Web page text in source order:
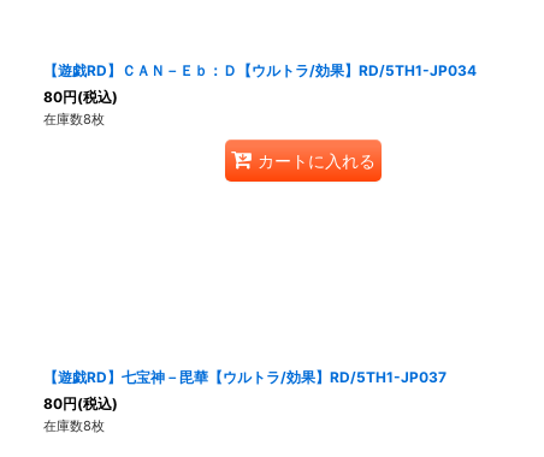
【遊戯RD】ＣＡＮ－Ｅｂ：Ｄ【ウルトラ/効果】RD/5TH1-JP034
80円(税込)
在庫数8枚
カートに入れる
【遊戯RD】七宝神－毘華【ウルトラ/効果】RD/5TH1-JP037
80円(税込)
在庫数8枚